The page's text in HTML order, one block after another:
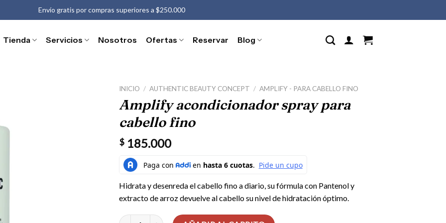
Envío gratis por compras superiores a $250.000
Tienda Servicios Nosotros Ofertas Reservar Blog
INICIO / AUTHENTIC BEAUTY CONCEPT / AMPLIFY - PARA CABELLO FINO
Amplify acondicionador spray para
cabello fino
$ 185.000
Hidrata y desenreda el cabello fino a diario, su fórmula con Pantenol y
extracto de arroz devuelve al cabello su nivel de hidratación óptimo.
Amplify acondicionador spray para cabello fino cantidad